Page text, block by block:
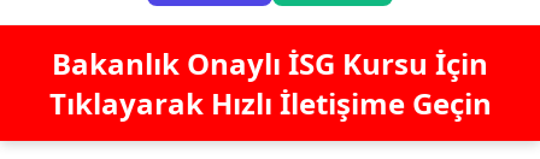
Bakanlık Onaylı İSG Kursu İçin
Tıklayarak Hızlı İletişime Geçin